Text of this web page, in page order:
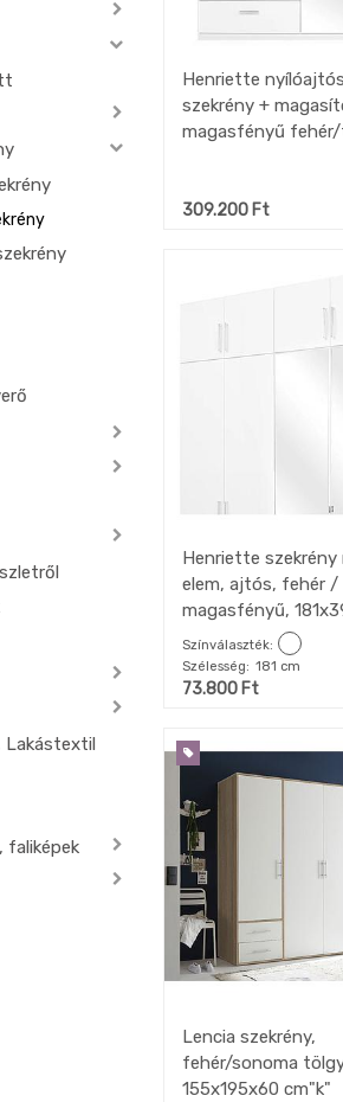
Lakástextil
faliképek
Henriette nyílóajtós
szekrény +
magasfényű fehér/
309.200Ft
Henriette szekrény
elem, ajtós, fehér /
magasfényű,
Színválaszték
Szélesség
181 cm
73.800Ft
Lencia szekrény,
fehér/sonoma
155x195x60 cm"k"